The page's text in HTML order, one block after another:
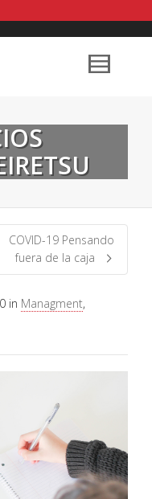
for new
that cost
the
COVID-19 Pensando
fuera de la caja
in Managment,